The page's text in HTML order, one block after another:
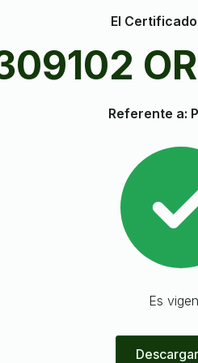
El
Referente a:
Es